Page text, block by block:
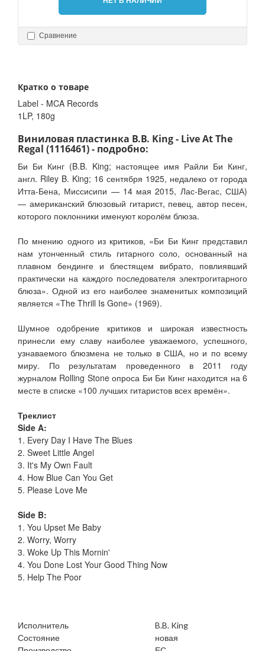
Сравнение
Кратко о товаре
Label - MCA Records
1LP, 180g
Виниловая пластинка B.B. King - Live At The
Regal (1116461) - подробно:
Би Би Кинг (B.B. King; настоящее имя Райли Би Кинг,
англ. Riley B. King; 16 сентября 1925, недалеко от города
Итта-Бена, Миссисипи — 14 мая 2015, Лас-Вегас, США)
— американский блюзовый гитарист, певец, автор песен,
которого поклонники именуют королём блюза.
По мнению одного из критиков, «Би Би Кинг представил
нам утонченный стиль гитарного соло, основанный на
плавном бендинге и блестящем вибрато, повлиявший
практически на каждого последователя электрогитарного
блюза». Одной из его наиболее знаменитых композиций
является «The Thrill Is Gone» (1969).
Шумное одобрение критиков и широкая известность
принесли ему славу наиболее уважаемого, успешного,
узнаваемого блюзмена не только в США, но и по всему
миру. По результатам проведенного в 2011 году
журналом Rolling Stone опроса Би Би Кинг находится на 6
месте в списке «100 лучших гитаристов всех времён».
Треклист
Side A:
1. Every Day I Have The Blues
2. Sweet Little Angel
3. It's My Own Fault
4. How Blue Can You Get
5. Please Love Me
Side B:
1. You Upset Me Baby
2. Worry, Worry
3. Woke Up This Mornin'
4. You Done Lost Your Good Thing Now
5. Help The Poor
Исполнитель
B.B. King
Состояние
новая